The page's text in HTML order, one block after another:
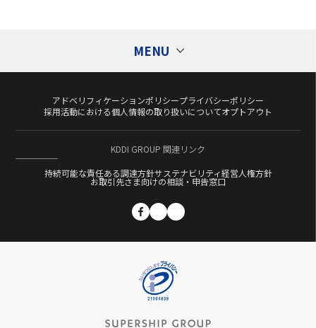
MENU
タグ
Ad Generation AI au PAY
Cookieレス
DATUM STUDIO
DSP
DX EC Fortuna
GPS
PMP
S4
S4Ads ScaleOut
ScaleOut DSP
Supership Creative AI
Supership ECコンサルティングサービス
カテゴリー
イベント
アドベリフィケーションポリシープライバシーポリシー
採用活動における個人情報の取り扱いについてオプトアウト
KDDI GROUP 関連リンク
持続可能な責任ある調達方針サステナビリティ経営人権方針
お取引先さま向けの相談・申告窓口